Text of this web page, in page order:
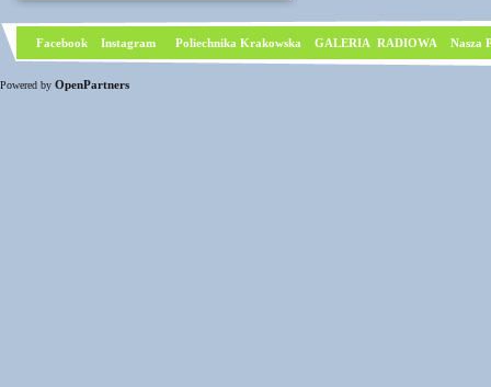
Facebook Instagram Poliechnika Krakowska GALERIA RADIOWA Nasza
Powered by OpenPartners